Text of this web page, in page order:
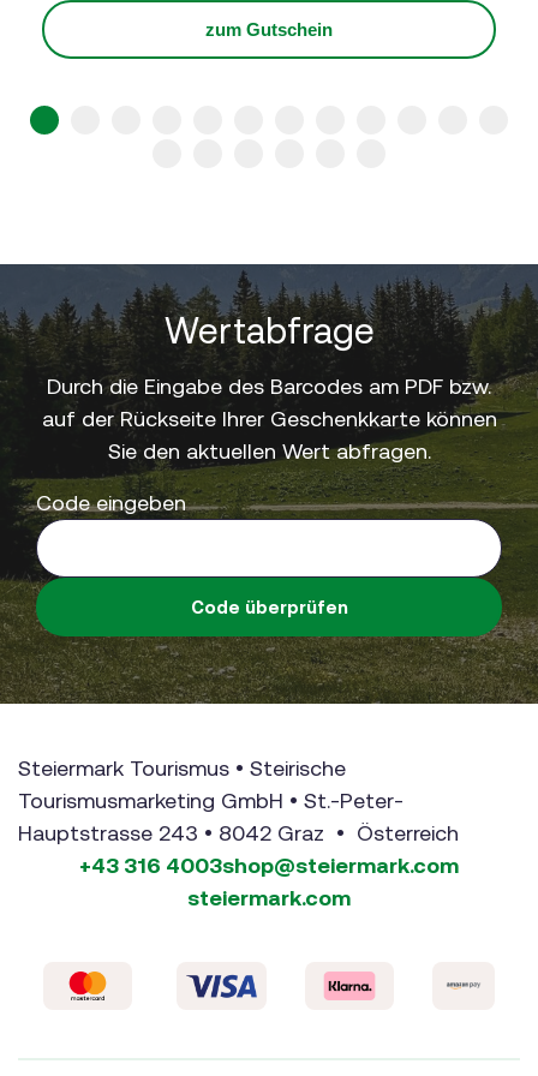
zum Gutschein
Wertabfrage
Durch die Eingabe des Barcodes am PDF bzw.
auf der Rückseite Ihrer Geschenkkarte können
Sie den aktuellen Wert abfragen.
Code eingeben
Code überprüfen
Steiermark Tourismus • Steirische
Tourismusmarketing GmbH • St.-Peter-
Hauptstrasse 243 • 8042 Graz • Österreich
+43 316 4003shop@steiermark.com
steiermark.com